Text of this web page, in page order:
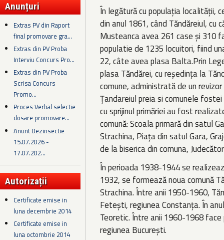
Anunțuri
Extras PV din Raport
final promovare gra...
Extras din PV Proba
Interviu Concurs Pro...
Extras din PV Proba
Scrisa Concurs
Promo...
Proces Verbal selectie
dosare promovare...
Anunt Dezinsectie
15.07.2026 -
17.07.202...
Autorizații
Certificate emise in
luna decembrie 2014
Certificate emise in
luna octombrie 2014
În legătură cu populația localității,
din anul 1861, când Tăndăreiul, cu
Musteanca avea 261 case și 310
populatie de 1235 locuitori, fiind
22, câte avea plasa Balta.Prin
plasa Tăndărei, cu reședința la
comune, administrată de un
Țandareiul preia si comunele
cu sprijinul primăriei au fost
comună: Scoala primară din satul
Strachina, Piața din satul Gara,
de la biserica din comuna,
În perioada 1938-1944 se
1932, se formează noua comună
Strachina. Între anii 1950-1960,
Fetești, regiunea Constanța. În
Teoretic. Între anii 1960-1968
regiunea București.